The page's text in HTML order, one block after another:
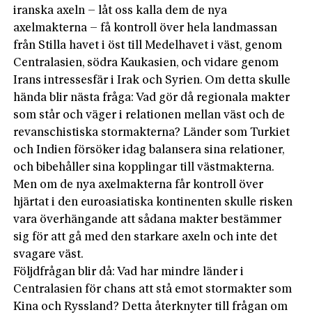
iranska­ axeln – låt oss kalla dem de nya
axelmakterna – få kontroll över hela landmassan
från Stilla havet i öst till Medelhavet i väst, genom
Centralasien, södra Kaukasien, och vidare genom
Irans intressesfär i Irak och Syrien. Om detta skulle
hända blir nästa fråga: Vad gör då regionala makter
som står och väger i relationen mellan väst och de
revanschistiska stormakterna? Länder som Turkiet
och Indien försöker idag balansera sina relationer,
och bibehåller sina kopplingar till västmakterna.
Men om de nya axelmakterna får kontroll över
hjärtat i den euroasiatiska kontinenten skulle risken
vara överhängande att sådana makter bestämmer
sig för att gå med den starkare axeln och inte det
svagare väst.
Följdfrågan blir då: Vad har mindre länder i
Centralasien för chans att stå emot stormakter som
Kina och Ryssland? ­Detta återknyter till frågan om